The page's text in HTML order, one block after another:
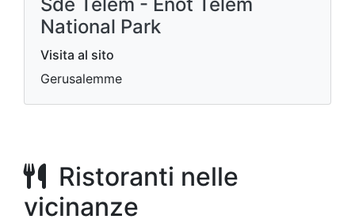
National Park
Visita al sito
Gerusalemme
Ristoranti nelle
vicinanze